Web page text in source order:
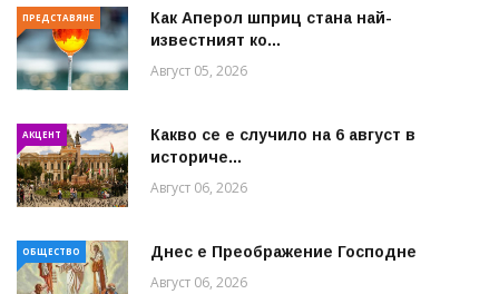
ПРЕДСТАВЯНЕ
Как Аперол шприц стана най-
известният ко...
Август 05, 2026
АКЦЕНТ
Какво се е случило на 6 август в
историче...
Август 06, 2026
ОБЩЕСТВО Днес е Преображение Господне
Август 06, 2026